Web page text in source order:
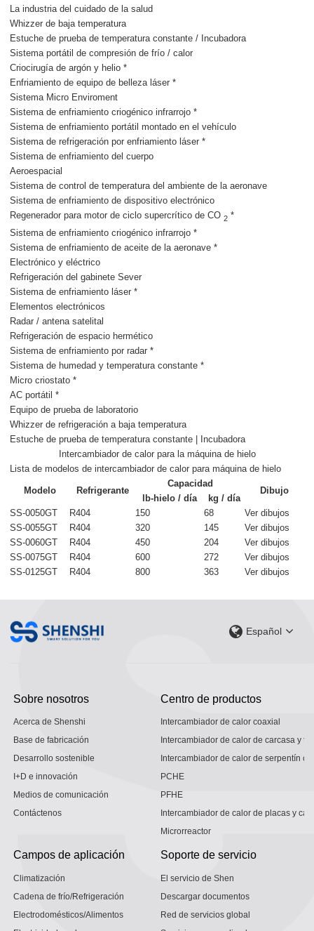
La industria del cuidado de la salud
Whizzer de baja temperatura
Estuche de prueba de temperatura constante / Incubadora
Sistema portátil de compresión de frío / calor
Criocirugía de argón y helio *
Enfriamiento de equipo de belleza láser *
Sistema Micro Enviroment
Sistema de enfriamiento criogénico infrarrojo *
Sistema de enfriamiento portátil montado en el vehículo
Sistema de refrigeración por enfriamiento láser *
Sistema de enfriamiento del cuerpo
Aeroespacial
Sistema de control de temperatura del ambiente de la aeronave
Sistema de enfriamiento de dispositivo electrónico
Regenerador para motor de ciclo supercrítico de CO2 *
Sistema de enfriamiento criogénico infrarrojo *
Sistema de enfriamiento de aceite de la aeronave *
Electrónico y eléctrico
Refrigeración del gabinete Sever
Sistema de enfriamiento láser *
Elementos electrónicos
Radar / antena satelital
Refrigeración de espacio hermético
Sistema de enfriamiento por radar *
Sistema de humedad y temperatura constante *
Micro criostato *
AC portátil *
Equipo de prueba de laboratorio
Whizzer de refrigeración a baja temperatura
Estuche de prueba de temperatura constante | Incubadora
Intercambiador de calor para la máquina de hielo
Lista de modelos de intercambiador de calor para máquina de hielo
Modelo Refrigerante
Capacidad
Dibujo
lb-hielo / día
kg / día
SS-0050GT
R404 150 68
Ver dibujos
SS-0055GT
R404 320 145
Ver dibujos
SS-0060GT
R404 450 204
Ver dibujos
SS-0075GT
R404 600 272
Ver dibujos
SS-0125GT
R404 800 363 Ver dibujos
Español
Sobre nosotros
Acerca de Shenshi
Base de fabricación
Desarrollo sostenible
I+D e innovación
Medios de comunicación
Contáctenos
Centro de productos
Intercambiador de calor coaxial
Intercambiador de calor de carcasa y
Intercambiador de calor de serpentín
PCHE
PFHE
Intercambiador de calor de placas y
Microrreactor
Campos de aplicación
Climatización
Cadena de frío/Refrigeración
Electrodomésticos/Alimentos
Soporte de servicio
El servicio de Shen
Descargar documentos
Red de servicios global